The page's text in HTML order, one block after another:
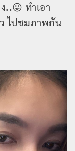
..😛 ทำเอา
ไปชมภาพกัน